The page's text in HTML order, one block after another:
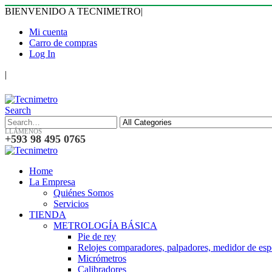
BIENVENIDO A TECNIMETRO|
Mi cuenta
Carro de compras
Log In
|
Search
LLÁMENOS
+593 98 495 0765
Home
La Empresa
Quiénes Somos
Servicios
TIENDA
METROLOGÍA BÁSICA
Pie de rey
Relojes comparadores, palpadores, medidor de
Micrómetros
Calibradores